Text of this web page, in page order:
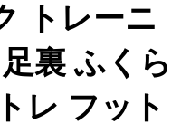
トレーニ
裏 ふくら
レ フット